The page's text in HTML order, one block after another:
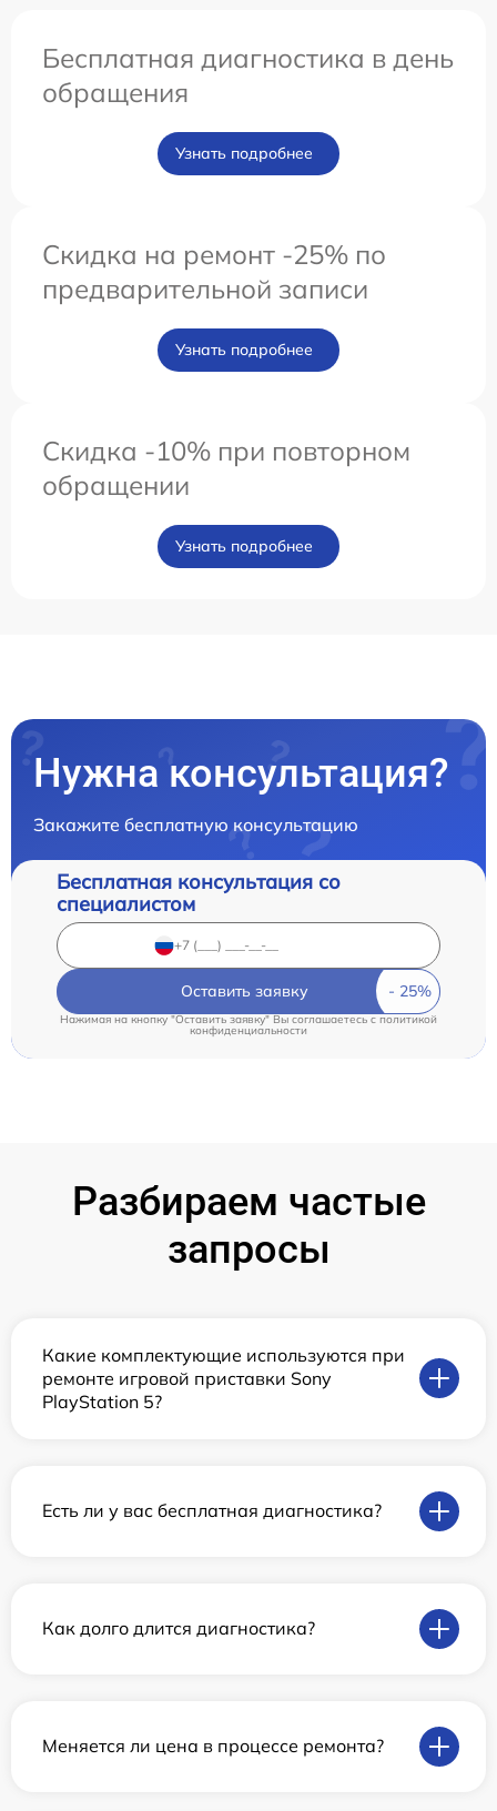
Бесплатная диагностика в день
обращения
Узнать подробнее
Скидка на ремонт -25% по
предварительной записи
Узнать подробнее
Скидка -10% при повторном
обращении
Узнать подробнее
Нужна консультация?
Закажите бесплатную консультацию
Бесплатная консультация со
специалистом
Оставить заявку
Нажимая на кнопку "Оставить заявку" Вы соглашаетесь cполитикой
конфиденциальности
Разбираем частые
запросы
Какие комплектующие используются при
ремонте игровой приставки Sony
PlayStation 5?
Есть ли у вас бесплатная диагностика?
Как долго длится диагностика?
Меняется ли цена в процессе ремонта?